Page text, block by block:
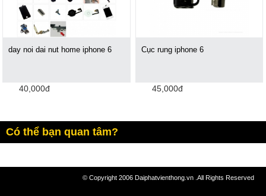
day noi dai nut home iphone 6
40,000đ
Cục rung iphone 6
45,000đ
Có thể bạn quan tâm?
© Copyright 2006 Daiphatvienthong.vn .All Rights Reserved